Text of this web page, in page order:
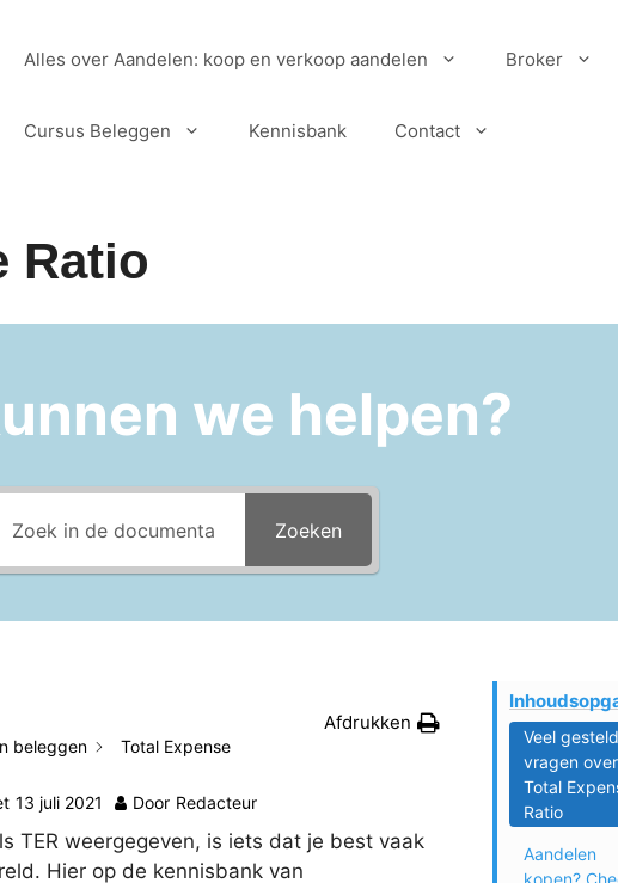
Alles over Aandelen: koop en verkoop aandelen Broker
Cursus Beleggen Kennisbank Contact
Ratio
we helpen?
Zoeken
beleggen
Total Expense
Afdrukken
13 juli 2021 Door Redacteur
TER weergegeven, is iets dat je best vaak
Hier op de kennisbank van
Veel
vragen over
Total
Ratio
Aandelen
kopen?